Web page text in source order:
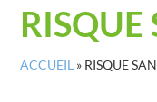
RISQUE
ACCUEIL » RISQUE